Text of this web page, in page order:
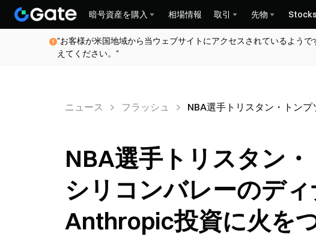
暗号資産を購入 相場情報 取引 先物 Stocks
"お客様が米国地域から当ウェブサイトにアクセスされているよう
えてください。"
ニュース フラッシュ NBA選手トリスタン・トン
NBA選手トリスタン・
シリコンバレーのデ
Anthropic投資に火を